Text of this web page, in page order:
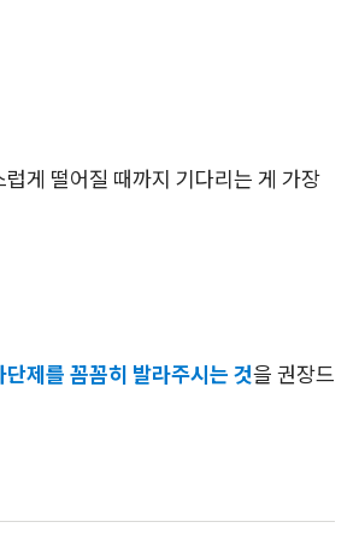
게 떨어질 때까지 기다리는 게 가장
단제를 꼼꼼히 발라주시는 것을 권장드